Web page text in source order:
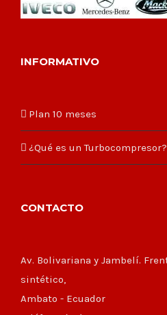
INFORMATIVO
Plan 10 meses
¿Qué es un Turbocompresor?
CONTACTO
Av. Bolivariana y Jambelí.
sintético,
Ambato - Ecuador